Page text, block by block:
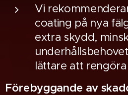
Vi
coating på nya
extra skydd,
lättare att
Förebyggande av